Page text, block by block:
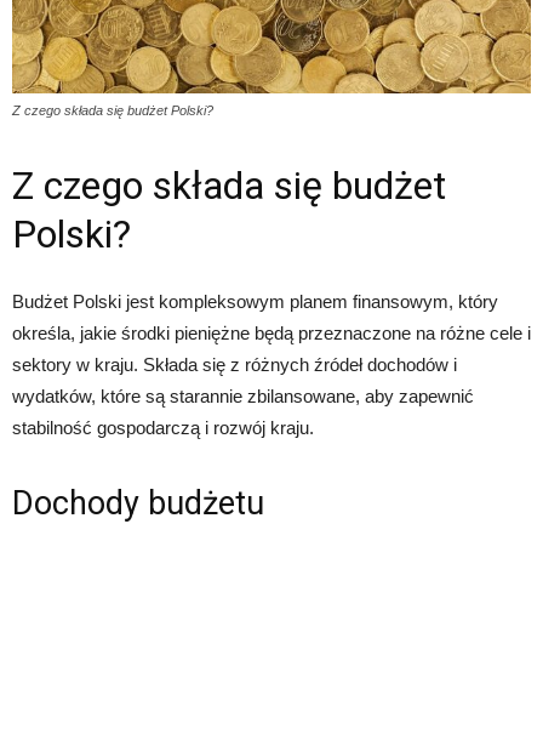
Z czego składa się budżet Polski?
Z czego składa się budżet
Polski?
Budżet Polski jest kompleksowym planem finansowym, który
określa, jakie środki pieniężne będą przeznaczone na różne cele i
sektory w kraju. Składa się z różnych źródeł dochodów i
wydatków, które są starannie zbilansowane, aby zapewnić
stabilność gospodarczą i rozwój kraju.
Dochody budżetu